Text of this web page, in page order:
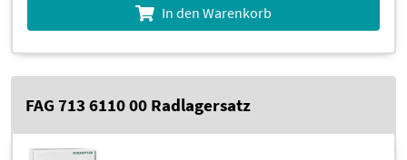
In den Warenkorb
FAG 713 6110 00 Radlagersatz